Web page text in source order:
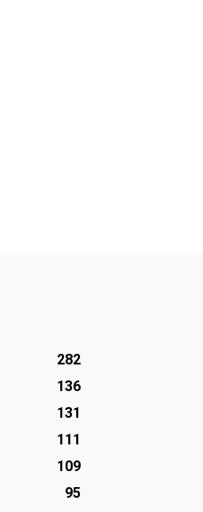
282
136
131
111
109
95